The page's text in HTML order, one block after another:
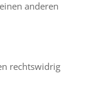
anderen
rechtswidrig